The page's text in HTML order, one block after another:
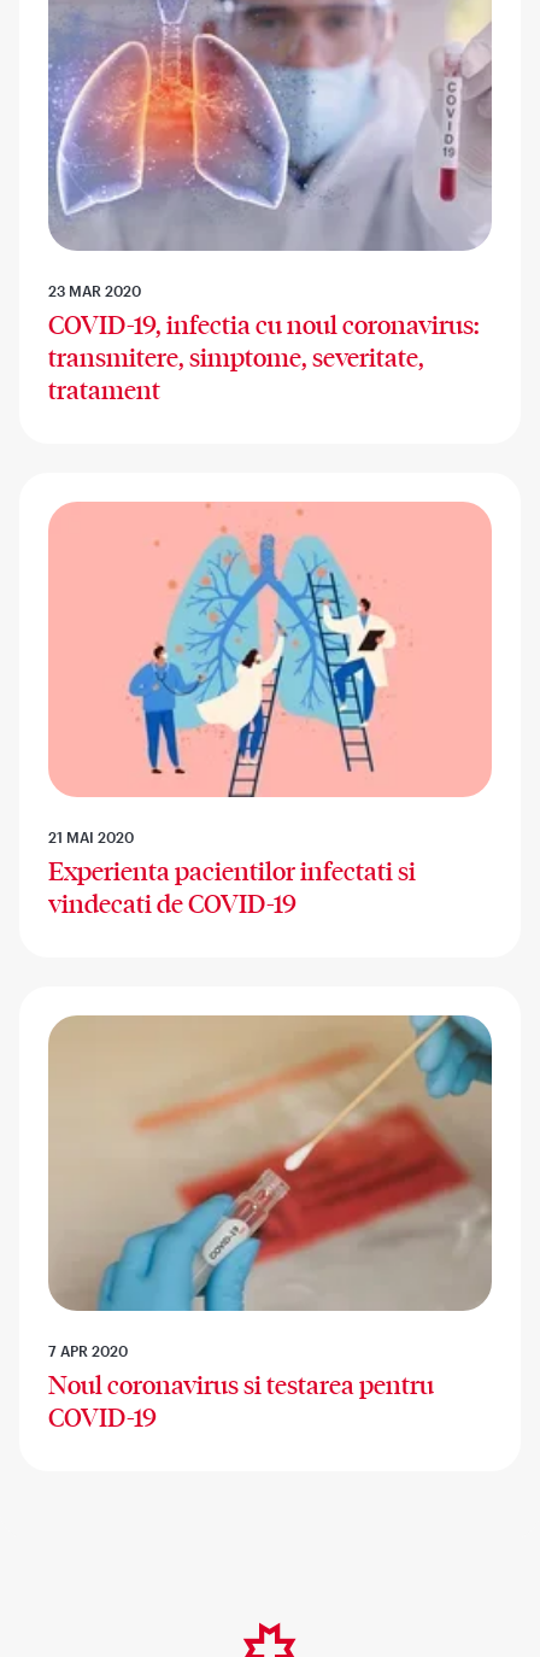
23 MAR 2020
COVID-19, infectia cu noul coronavirus:
transmitere, simptome, severitate,
tratament
21 MAI 2020
Experienta pacientilor infectati si
vindecati de COVID-19
7 APR 2020
Noul coronavirus si testarea pentru
COVID-19